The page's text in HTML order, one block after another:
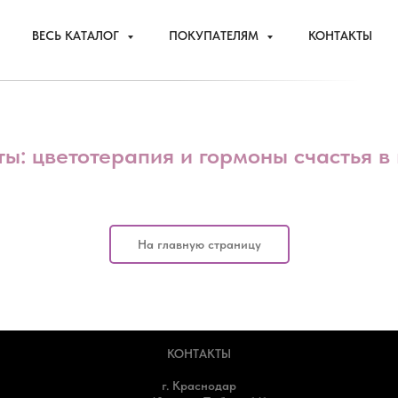
ВЕСЬ КАТАЛОГ ПОКУПАТЕЛЯМ КОНТАКТЫ
цветотерапия и гормоны счастья
На главную страницу
КОНТАКТЫ
г. Краснодар